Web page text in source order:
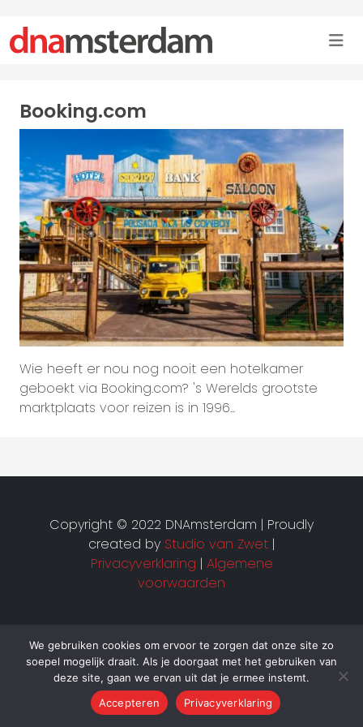
Booking.com
Wie heeft er nou nog nooit een hotelkamer
geboekt via Booking.com? 's Werelds grootste
marktplaats voor reizen is in 1996...
We gebruiken cookies om ervoor te zorgen dat onze site zo
soepel mogelijk draait. Als je doorgaat met het gebruiken van
deze site, gaan we ervan uit dat je ermee instemt.
Accepteren
Privacyverklaring
Copyright © 2022 DNAmsterdam | Proudly
created by Studio van Zwet |
Privacyverklaring | Algemene
voorwaarden